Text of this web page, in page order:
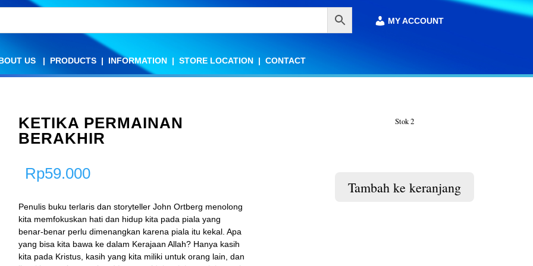
US | PRODUCTS | INFORMATION | STORE LOCATION | CONTACT
MY ACCOUNT
US | PRODUCTS | INFORMATION | STORE LOCATION | CONTACT
MY ACCOUNT
KETIKA PERMAINAN
BERAKHIR
Rp59.000
Penulis buku terlaris dan storyteller John Ortberg menolong
kita memfokuskan hati dan hidup kita pada piala yang
benar-benar perlu dimenangkan karena piala itu kekal. Apa
yang bisa kita bawa ke dalam Kerajaan Allah? Hanya kasih
kita pada Kristus, kasih yang kita miliki untuk orang lain, dan
Stok 2
Tambah ke keranjang